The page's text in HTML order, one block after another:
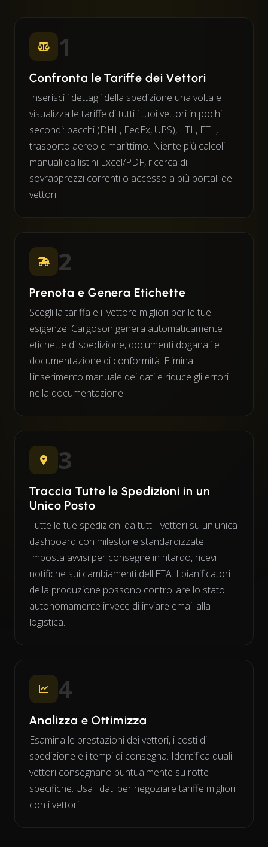
1
Confronta le Tariffe dei Vettori
Inserisci i dettagli della spedizione una volta e
visualizza le tariffe di tutti i tuoi vettori in pochi
secondi: pacchi (DHL, FedEx, UPS), LTL, FTL,
trasporto aereo e marittimo. Niente più calcoli
manuali da listini Excel/PDF, ricerca di
sovrapprezzi correnti o accesso a più portali dei
vettori.
2
Prenota e Genera Etichette
Scegli la tariffa e il vettore migliori per le tue
esigenze. Cargoson genera automaticamente
etichette di spedizione, documenti doganali e
documentazione di conformità. Elimina
l'inserimento manuale dei dati e riduce gli errori
nella documentazione.
3
Traccia Tutte le Spedizioni in un
Unico Posto
Tutte le tue spedizioni da tutti i vettori su un'unica
dashboard con milestone standardizzate.
Imposta avvisi per consegne in ritardo, ricevi
notifiche sui cambiamenti dell'ETA. I pianificatori
della produzione possono controllare lo stato
autonomamente invece di inviare email alla
logistica.
4
Analizza e Ottimizza
Esamina le prestazioni dei vettori, i costi di
spedizione e i tempi di consegna. Identifica quali
vettori consegnano puntualmente su rotte
specifiche. Usa i dati per negoziare tariffe migliori
con i vettori.